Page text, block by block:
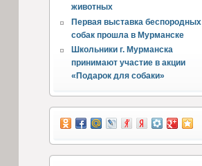
животных
Первая выставка беспородных
собак прошла в Мурманске
Школьники г. Мурманска
принимают участие в акции
«Подарок для собаки»